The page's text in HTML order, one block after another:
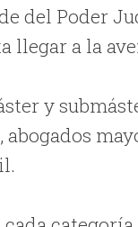
del Poder
a la
y